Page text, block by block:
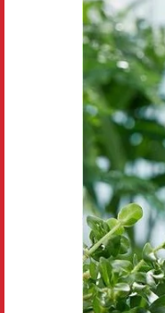
Disney pixar
Disney Animals
Blind boxes